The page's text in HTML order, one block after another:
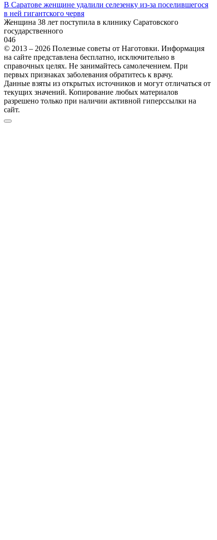
В Саратове женщине удалили селезенку из-за поселившегося
в ней гигантского червя
Женщина 38 лет поступила в клинику Саратовского
государственного
046
© 2013 – 2026 Полезные советы от Наготовки. Информация
на сайте представлена бесплатно, исключительно в
справочных целях. Не занимайтесь самолечением. При
первых признаках заболевания обратитесь к врачу.
Данные взяты из открытых источников и могут отличаться от
текущих значений. Копирование любых материалов
разрешено только при наличии активной гиперссылки на
сайт.